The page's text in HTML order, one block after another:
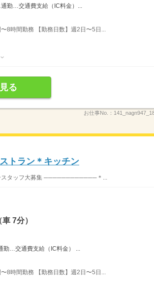
勤…交通費支給（IC料金）...
8時間勤務 【勤務日数】週2日〜5日...
る
お仕事No.：
トラン＊キッチン
タッフ大募集 ────────────＊...
7分）
勤…交通費支給（IC料金） ...
8時間勤務 【勤務日数】週2日〜5日...